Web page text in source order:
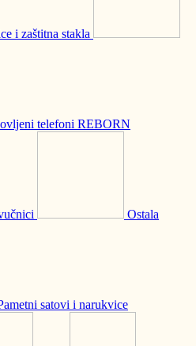
i zaštitna stakla
telefoni REBORN
Ostala
satovi i narukvice